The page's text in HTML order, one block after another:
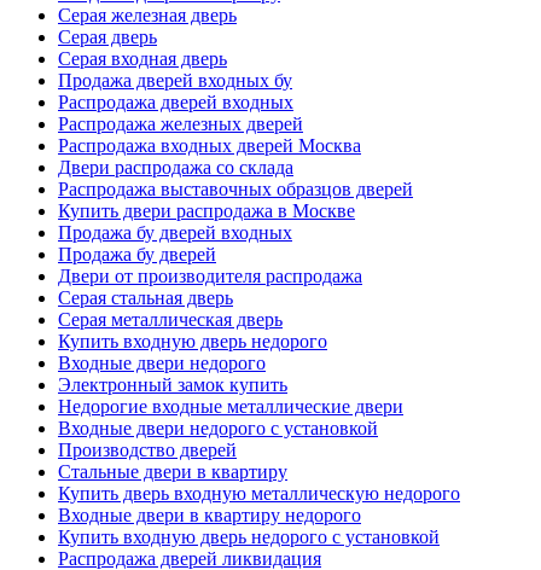
Серая железная дверь
Серая дверь
Серая входная дверь
Продажа дверей входных бу
Распродажа дверей входных
Распродажа железных дверей
Распродажа входных дверей Москва
Двери распродажа со склада
Распродажа выставочных образцов дверей
Купить двери распродажа в Москве
Продажа бу дверей входных
Продажа бу дверей
Двери от производителя распродажа
Серая стальная дверь
Серая металлическая дверь
Купить входную дверь недорого
Входные двери недорого
Электронный замок купить
Недорогие входные металлические двери
Входные двери недорого с установкой
Производство дверей
Стальные двери в квартиру
Купить дверь входную металлическую недорого
Входные двери в квартиру недорого
Купить входную дверь недорого с установкой
Распродажа дверей ликвидация